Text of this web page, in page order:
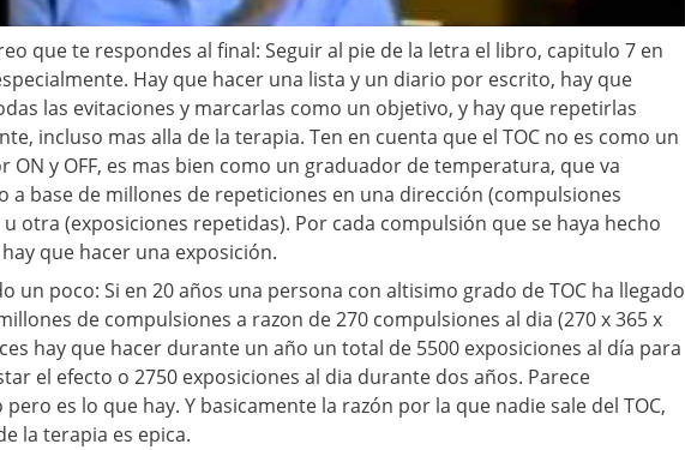
que te respondes al final: Seguir al pie de la letra el libro, capitulo 7 en
Hay que hacer una lista y un diario por escrito, hay que
las evitaciones y marcarlas como un objetivo, y hay que repetirlas
incluso mas alla de la terapia. Ten en cuenta que el TOC no es como un
ON y OFF, es mas bien como un graduador de temperatura, que va
a base de millones de repeticiones en una dirección (compulsiones
otra (exposiciones repetidas). Por cada compulsión que se haya hecho
que hacer una exposición.
un poco: Si en 20 años una persona con altisimo grado de TOC ha llegado
de compulsiones a razon de 270 compulsiones al dia (270 x 365 x
hay que hacer durante un año un total de 5500 exposiciones al día para
el efecto o 2750 exposiciones al dia durante dos años. Parece
pero es lo que hay. Y basicamente la razón por la que nadie sale del TOC,
la terapia es epica.